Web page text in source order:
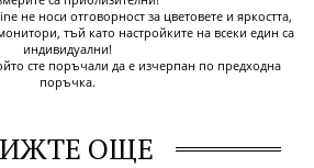
не носи отговорност за цветовете и яркостта,
тъй като настройките на всеки един са
индивидуални!
сте поръчали да е изчерпан по предходна
поръчка.
ОЩЕ